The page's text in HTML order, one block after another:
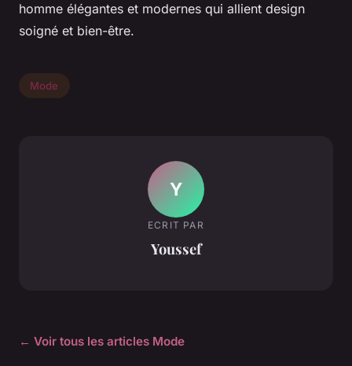
homme élégantes et modernes qui allient design
soigné et bien-être.
Mode
Y
ECRIT PAR
Youssef
← Voir tous les articles Mode